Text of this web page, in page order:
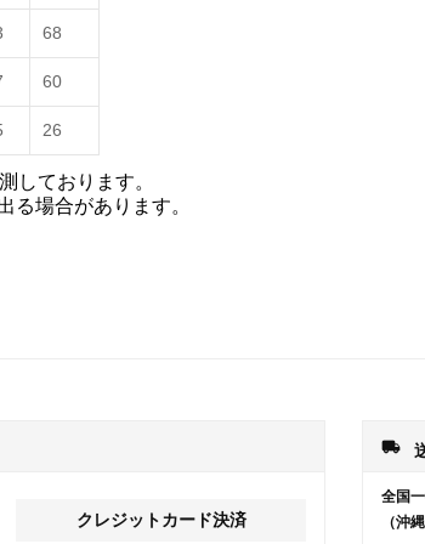
68
60
26
しております。
る場合があります。
クレジットカード決済
local_shipping
全国
（沖